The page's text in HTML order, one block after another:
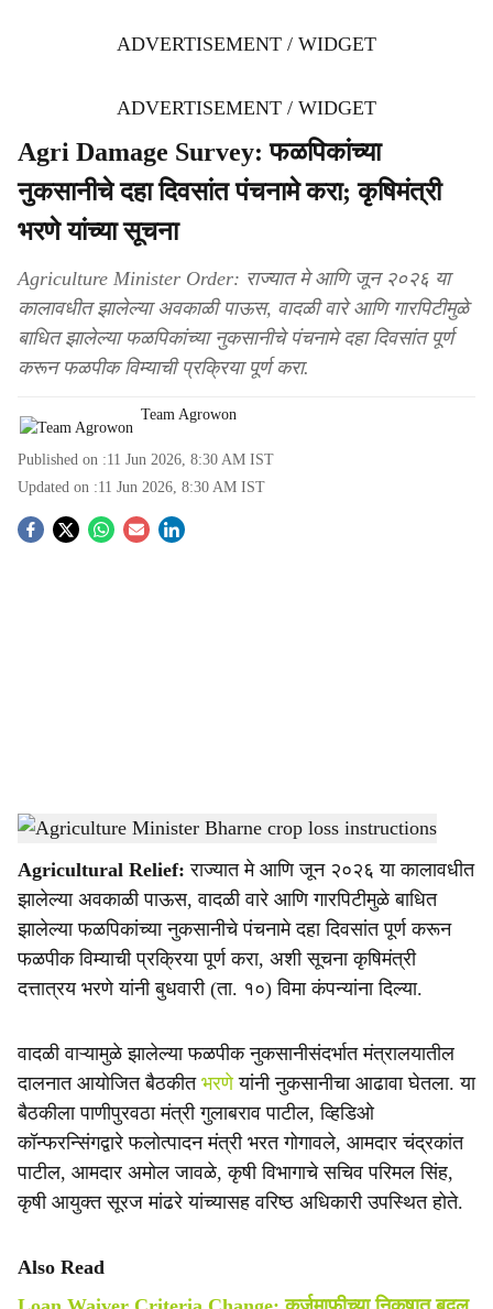
ADVERTISEMENT / WIDGET
ADVERTISEMENT / WIDGET
Agri Damage Survey: फळपिकांच्या
नुकसानीचे दहा दिवसांत पंचनामे करा; कृषिमंत्री
भरणे यांच्या सूचना
Agriculture Minister Order: राज्यात मे आणि जून २०२६ या
कालावधीत झालेल्या अवकाळी पाऊस, वादळी वारे आणि गारपिटीमुळे
बाधित झालेल्या फळपिकांच्या नुकसानीचे पंचनामे दहा दिवसांत पूर्ण
करून फळपीक विम्याची प्रक्रिया पूर्ण करा.
Team Agrowon
Published on :11 Jun 2026, 8:30 AM IST
Updated on :11 Jun 2026, 8:30 AM IST
S
a
r
e
Fruit crop loss assessment by agriculture department- Agrowon
Agricultural Relief: राज्यात मे आणि जून २०२६ या कालावधीत
झालेल्या अवकाळी पाऊस, वादळी वारे आणि गारपिटीमुळे बाधित
झालेल्या फळपिकांच्या नुकसानीचे पंचनामे दहा दिवसांत पूर्ण करून
फळपीक विम्याची प्रक्रिया पूर्ण करा, अशी सूचना कृषिमंत्री
दत्तात्रय भरणे यांनी बुधवारी (ता. १०) विमा कंपन्यांना दिल्या.
वादळी वाऱ्यामुळे झालेल्या फळपीक नुकसानीसंदर्भात मंत्रालयातील
दालनात आयोजित बैठकीतभरणेयांनी नुकसानीचा आढावा घेतला. या
बैठकीला पाणीपुरवठा मंत्री गुलाबराव पाटील, व्हिडिओ
कॉन्फरन्सिंगद्वारे फलोत्पादन मंत्री भरत गोगावले, आमदार चंद्रकांत
पाटील, आमदार अमोल जावळे, कृषी विभागाचे सचिव परिमल सिंह,
कृषी आयुक्त सूरज मांढरे यांच्यासह वरिष्ठ अधिकारी उपस्थित होते.
Also Read